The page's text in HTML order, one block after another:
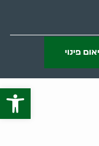
פתח
פינוי